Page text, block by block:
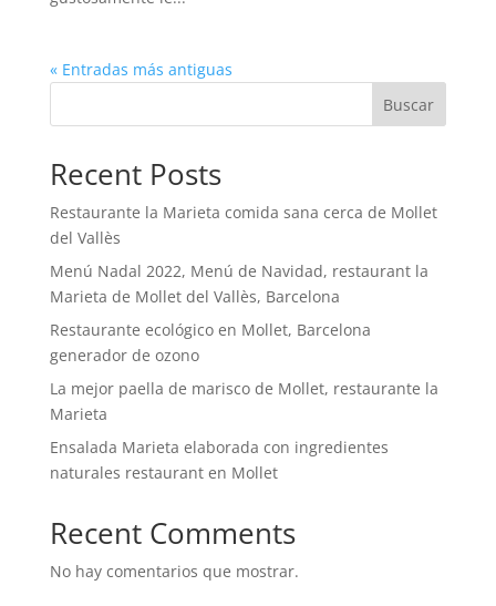
« Entradas más antiguas
Buscar
Recent Posts
Restaurante la Marieta comida sana cerca de Mollet
del Vallès
Menú Nadal 2022, Menú de Navidad, restaurant la
Marieta de Mollet del Vallès, Barcelona
Restaurante ecológico en Mollet, Barcelona
generador de ozono
La mejor paella de marisco de Mollet, restaurante la
Marieta
Ensalada Marieta elaborada con ingredientes
naturales restaurant en Mollet
Recent Comments
No hay comentarios que mostrar.